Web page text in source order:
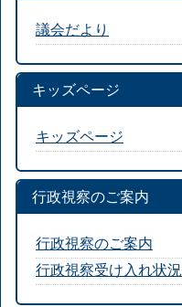
議会だより
キッズページ
キッズページ
行政視察のご案内
行政視察のご案内
行政視察受け入れ状況